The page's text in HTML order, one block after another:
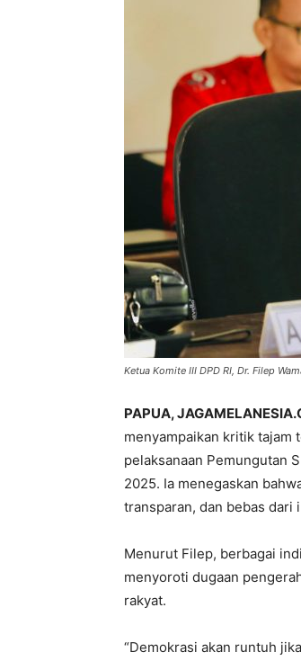
Ketua Komite III DPD RI, Dr. Filep
PAPUA,
menyampaikan kritik tajam
pelaksanaan Pemungutan
2025. Ia menegaskan
transparan, dan bebas dari
Menurut Filep, berbagai
menyoroti dugaan
rakyat.
“Demokrasi akan runtuh